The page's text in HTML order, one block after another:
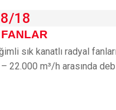
18
sık kanatlı radyal
m³/h arasında